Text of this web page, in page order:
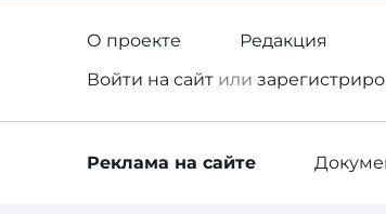
О проекте
Редакция
Войти на сайт или
Реклама на сайте